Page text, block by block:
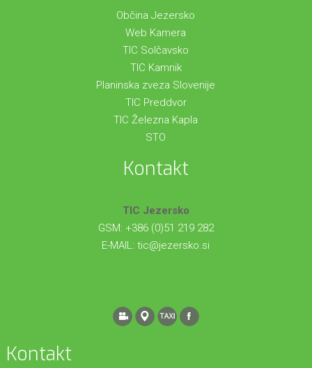
Občina Jezersko
Web Kamera
TIC Solčavsko
TIC Kamnik
Planinska zveza Slovenije
TIC Preddvor
TIC Železna Kapla
STO
Kontakt
TIC Jezersko
GSM: +386 (0)51 219 282
E-MAIL:tic@jezersko.si
Kontakt